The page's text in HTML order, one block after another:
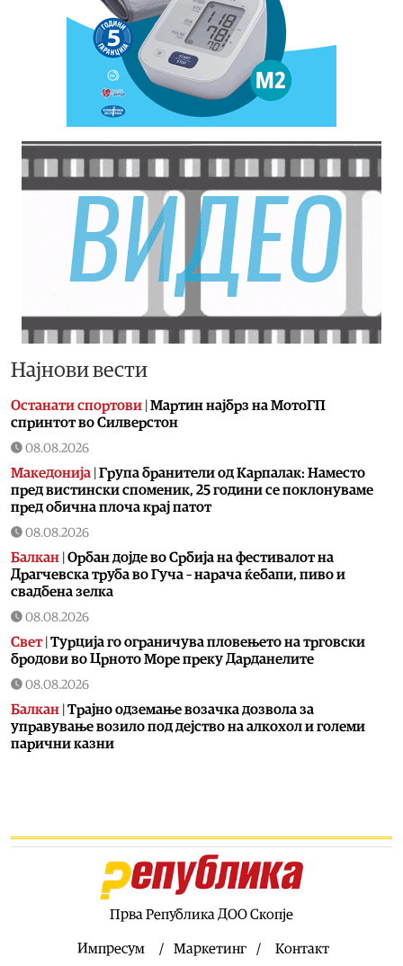
Најнови вести
Останати спортови Мартин најбрз на МотоГП
спринтот во Силверстон
08.08.2026
Македонија Група бранители од Карпалак: Наместо
пред вистински споменик, 25 години се поклонуваме
пред обична плоча крај патот
08.08.2026
Балкан Орбан дојде во Србија на фестивалот на
Драгчевска труба во Гуча – нарача ќебапи, пиво и
свадбена зелка
08.08.2026
Свет| Турција го ограничува пловењето на трговски
бродови во Црното Море преку Дарданелите
08.08.2026
Балкан Трајно одземање возачка дозвола за
управување возило под дејство на алкохол и големи
парични казни
08.08.2026
Иран: Отворањето на Ормутскиот Теснец зависи
вицешампионка во џиу-џицу
Прва Република ДОО Скопје
Импресум Маркетинг Контакт